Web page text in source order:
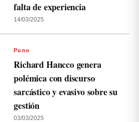
falta de experiencia
14/03/2025
Puno
Richard Hancco genera
polémica con discurso
sarcástico y evasivo sobre su
gestión
03/03/2025